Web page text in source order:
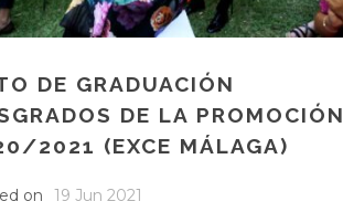
DE GRADUACIÓN
DE LA PROMOCIÓN
2021 (EXCE MÁLAGA)
on
19 Jun 2021